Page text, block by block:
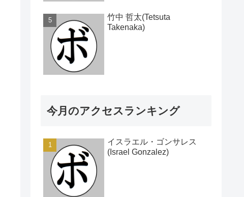
竹中 哲太(Tetsuta
Takenaka)
今月のアクセスランキング
イスラエル・ゴンサレス
(Israel Gonzalez)